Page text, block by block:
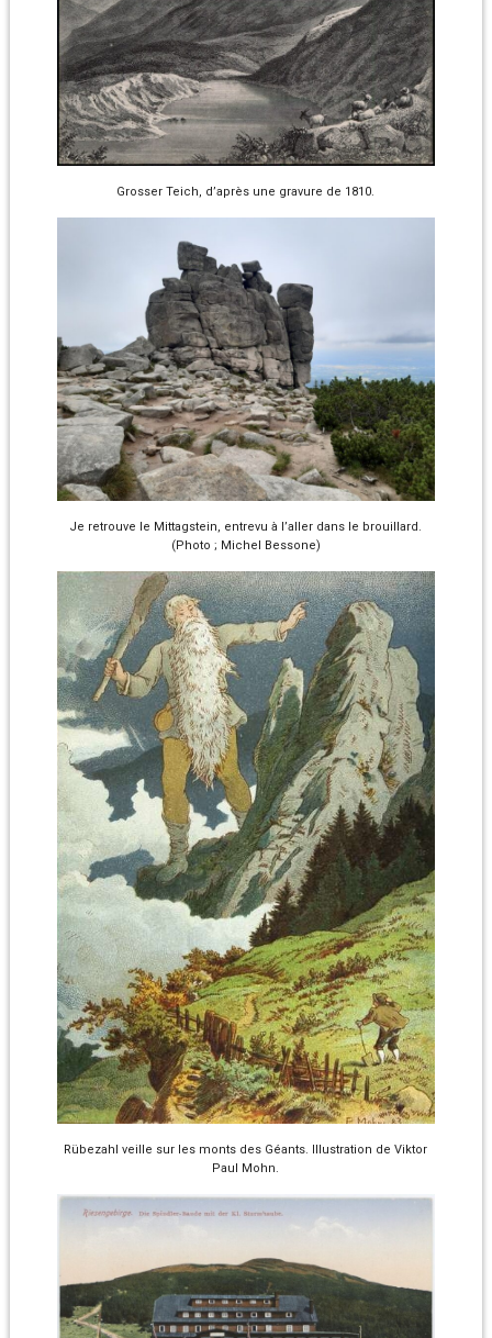
Grosser Teich, d’après une gravure de 1810.
Je retrouve le Mittagstein, entrevu à l’aller dans le brouillard.
(Photo ; Michel Bessone)
Rübezahl veille sur les monts des Géants. Illustration de Viktor
Paul Mohn.